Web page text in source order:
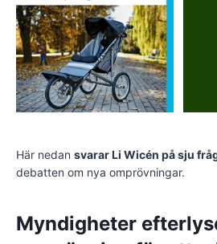
Här nedan svarar Li Wicén på sju
debatten om nya omprövningar.
Myndigheter